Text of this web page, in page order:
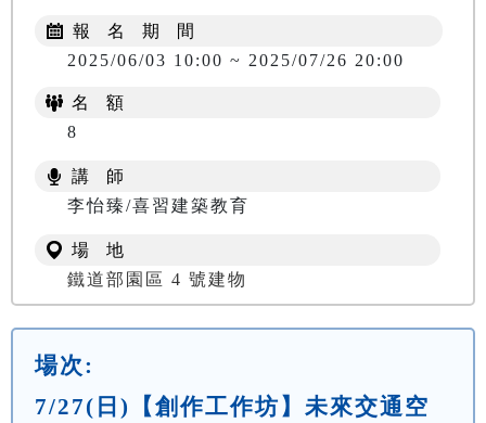
報 名 期 間
2025/06/03 10:00 ~ 2025/07/26 20:00
名 額
8
講 師
李怡臻/喜習建築教育
場 地
鐵道部園區 4 號建物
場次:
7/27(日)【創作工作坊】未來交通空